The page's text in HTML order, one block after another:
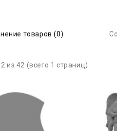
товаров (0)
из 42 (всего 1 страниц)